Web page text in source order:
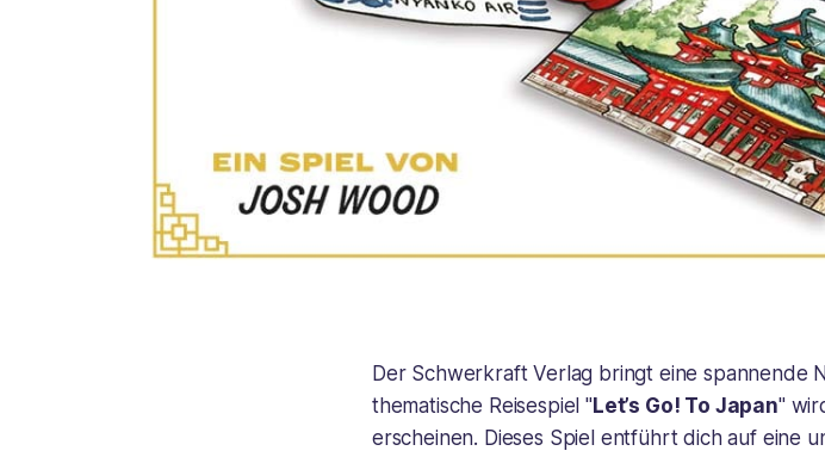
Der Schwerkraft Verlag bringt eine spannende
thematische Reisespiel "Let’s Go! To Japan"
erscheinen. Dieses Spiel entführt dich auf eine